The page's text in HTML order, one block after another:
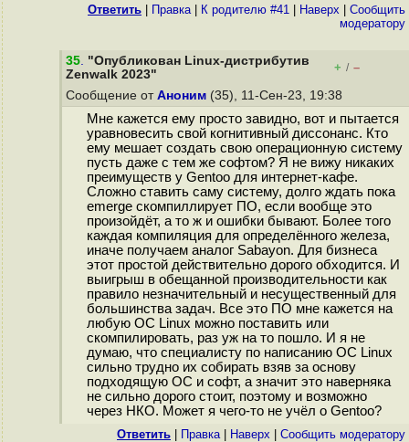
Ответить Правка| К родителю #41 Наверх
Cообщить
модератору
35. "Опубликован Linux-дистрибутив
Zenwalk 2023"
+ / –
Сообщение от Аноним (35), 11-Сен-23, 19:38
Мне кажется ему просто завидно, вот и пытается
уравновесить свой когнитивный диссонанс. Кто
ему мешает создать свою операционную систему
пусть даже с тем же софтом? Я не вижу никаких
преимуществ у Gentoo для интернет-кафе.
Сложно ставить саму систему, долго ждать пока
emerge скомпиллирует ПО, если вообще это
произойдёт, а то ж и ошибки бывают. Более того
каждая компиляция для определённого железа,
иначе получаем аналог Sabayon. Для бизнеса
этот простой действительно дорого обходится. И
выигрыш в обещанной производительности как
правило незначительный и несущественный для
большинства задач. Все это ПО мне кажется на
любую ОС Linux можно поставить или
скомпилировать, раз уж на то пошло. И я не
думаю, что специалисту по написанию ОС Linux
сильно трудно их собирать взяв за основу
подходящую ОС и софт, а значит это наверняка
не сильно дорого стоит, поэтому и возможно
через НКО. Может я чего-то не учёл о Gentoo?
Ответить Правка| Наверх Cообщить модератору